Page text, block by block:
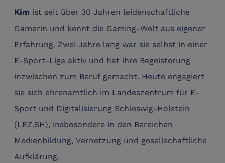
Kim ist seit über 30 Jahren leidenschaftliche
Gamerin und kennt die Gaming-Welt aus eigener
Erfahrung. Zwei Jahre lang war sie selbst in einer
E-Sport-Liga aktiv und hat ihre Begeisterung
inzwischen zum Beruf gemacht. Heute engagiert
sie sich ehrenamtlich im Landeszentrum für E-
Sport und Digitalisierung Schleswig-Holstein
(LEZ.SH), insbesondere in den Bereichen
Medienbildung, Vernetzung und gesellschaftliche
Aufklärung.